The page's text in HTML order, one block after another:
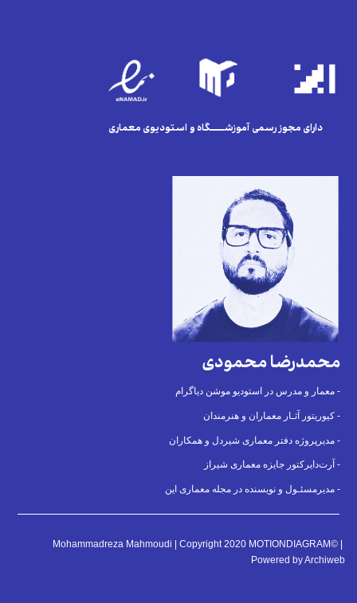
دارای مجوز رسمی آموزشــــگاه و استودیوی معماری
محمدرضا محمودی
معمار و مدرس در استودیو موشن دیاگرام -
کیوریتور آثـار معماران و هنرمندان -
مدیرپروژه دفتر معماری شیردل و همکاران -
آرت‌دایرکتور جایزه معماری شیراز -
مدیرمسئـول و نویسنده در مجله معماری این -
Mohammadreza Mahmoudi | Copyright 2020 MOTIONDIAGRAM© |
Powered by Archiweb